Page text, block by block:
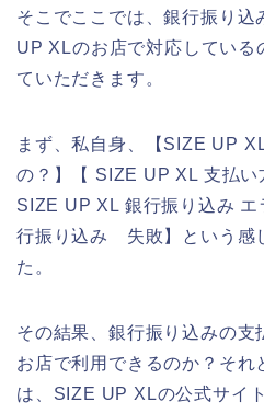
そこでここでは、銀行振り込
UP XLのお店で対応している
ていただきます。
まず、私自身、【SIZE UP
の？】【 SIZE UP XL 支払
SIZE UP XL 銀行振り込み
行振り込み 失敗】という感
た。
その結果、銀行振り込みの
お店で利用できるのか？それ
は、SIZE UP XLの公式サイ